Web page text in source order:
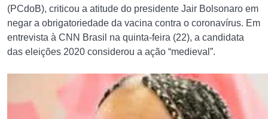
(PCdoB), criticou a atitude do presidente Jair Bolsonaro em
negar a obrigatoriedade da vacina contra o coronavírus. Em
entrevista à CNN Brasil na quinta-feira (22), a candidata
das eleições 2020 considerou a ação “medieval”.